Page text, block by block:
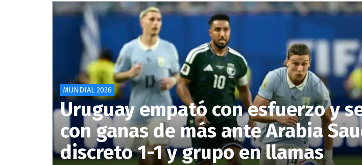
MUNDIAL 2026
Uruguay empató con esfuerzo y
con ganas de más ante Arabia
discreto 1-1 y grupo en llamas